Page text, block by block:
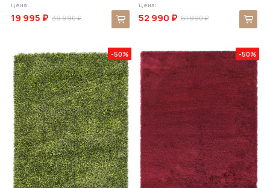
Цена:
39 990 ₽
19 995 ₽
Цена:
61 990 ₽
52 990 ₽
-50% -50%